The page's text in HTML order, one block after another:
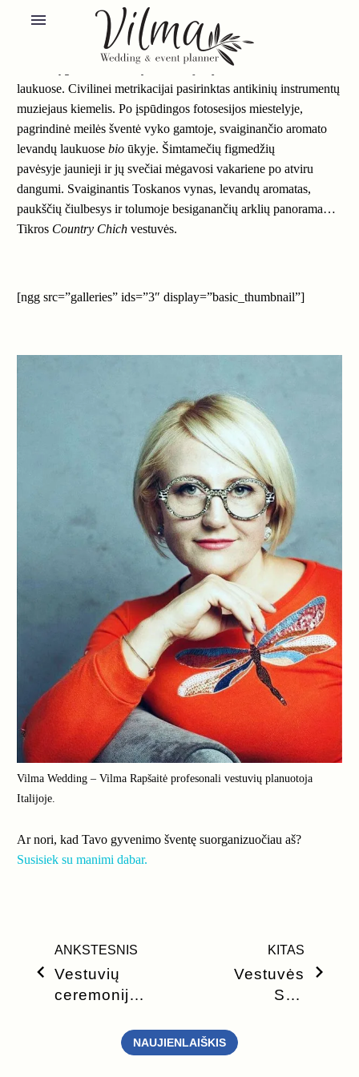
Vestuvių ceremonija vyko Toskanos D’orcia
laukuose. Civilinei metrikacijai pasirinktas antikinių instrumentų
muziejaus kiemelis. Po įspūdingos fotosesijos miestelyje,
pagrindinė meilės šventė vyko gamtoje, svaiginančio aromato
levandų laukuose bio ūkyje. Šimtamečių figmedžių
pavėsyje jaunieji ir jų svečiai mėgavosi vakariene po atviru
dangumi. Svaiginantis Toskanos vynas, levandų aromatas,
paukščių čiulbesys ir tolumoje besiganančių arklių panorama…
Tikros Country Chich vestuvės.
[ngg src=”galleries” ids=”3″ display=”basic_thumbnail”]
Vilma Wedding – Vilma Rapšaitė profesonali vestuvių planuotoja
Italijoje.
Ar nori, kad Tavo gyvenimo šventę suorganizuočiau aš?
Susisiek su manimi dabar.
ANKSTESNIS
Vestuvių
ceremonija
KITAS
Vestuvės
San
Pietiniame
Toscanos
NAUJIENLAIŠKIS